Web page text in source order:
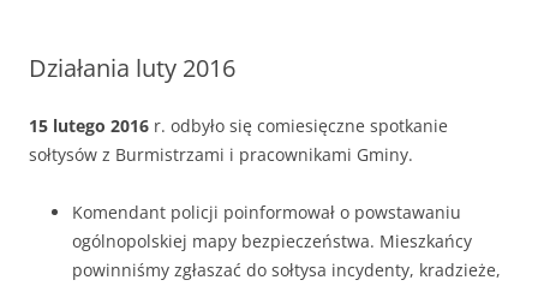
Działania luty 2016
15 lutego 2016 r. odbyło się comiesięczne spotkanie
sołtysów z Burmistrzami i pracownikami Gminy.
Komendant policji poinformował o powstawaniu
ogólnopolskiej mapy bezpieczeństwa. Mieszkańcy
powinniśmy zgłaszać do sołtysa incydenty, kradzieże,